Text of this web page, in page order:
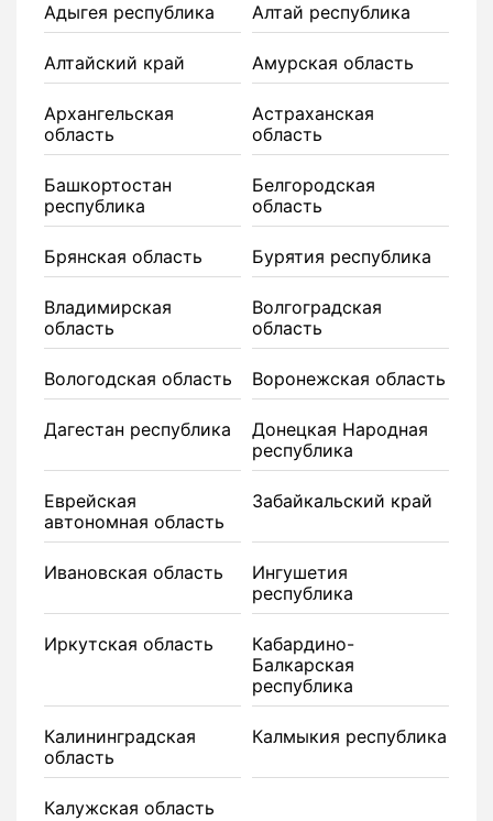
Адыгея республика Алтай республика
Алтайский край Амурская область
Архангельская
область
Астраханская
область
Башкортостан
республика
Белгородская
область
Брянская область Бурятия республика
Владимирская
область
Волгоградская
область
Вологодская область Воронежская область
Дагестан республика
Донецкая Народная
республика
Еврейская
автономная область
Забайкальский край
Ивановская область
Ингушетия
республика
Иркутская область
Кабардино-
Балкарская
республика
Калининградская
область
Калмыкия республика
Калужская область